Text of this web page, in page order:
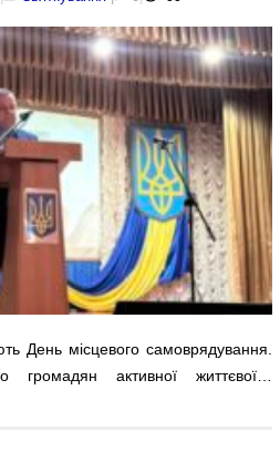
День місцевого самоврядування.
активної життєвої…